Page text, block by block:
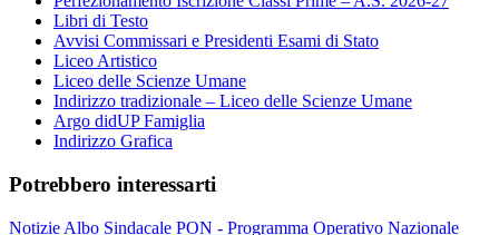
Libri di Testo
Avvisi Commissari e Presidenti Esami di Stato
Liceo Artistico
Liceo delle Scienze Umane
Indirizzo tradizionale – Liceo delle Scienze Umane
Argo didUP Famiglia
Indirizzo Grafica
Potrebbero interessarti
Notizie Albo Sindacale PON - Programma Operativo Nazionale